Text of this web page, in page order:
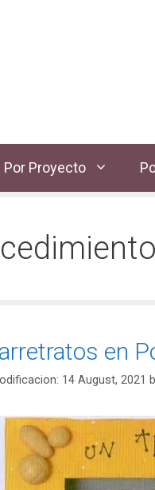
Por Proyecto
en
14 August, 2021